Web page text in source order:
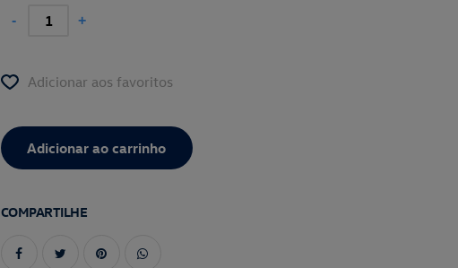
- +
Adicionar aos favoritos
COMPARTILHE